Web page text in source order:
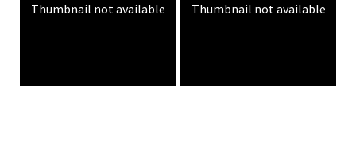
Thumbnail not available Thumbnail not available